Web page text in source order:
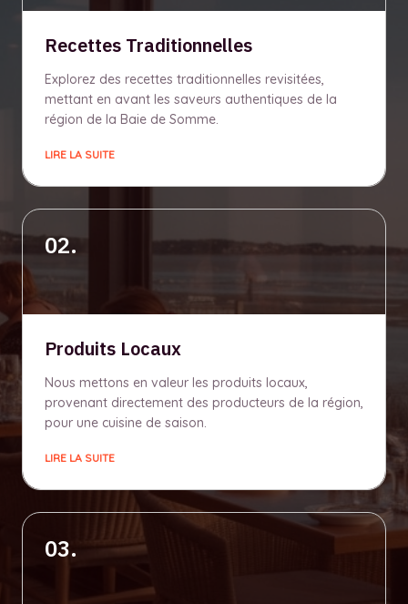
Recettes Traditionnelles
Explorez des recettes traditionnelles revisitées,
mettant en avant les saveurs authentiques de la
région de la Baie de Somme.
LIRE LA SUITE
02.
Produits Locaux
Nous mettons en valeur les produits locaux,
provenant directement des producteurs de la région,
pour une cuisine de saison.
LIRE LA SUITE
03.